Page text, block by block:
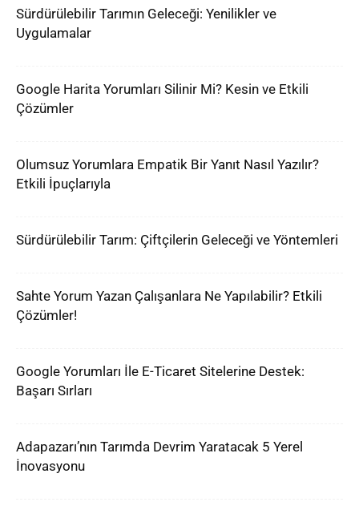
Sürdürülebilir Tarımın Geleceği: Yenilikler ve
Uygulamalar
Google Harita Yorumları Silinir Mi? Kesin ve Etkili
Çözümler
Olumsuz Yorumlara Empatik Bir Yanıt Nasıl Yazılır?
Etkili İpuçlarıyla
Sürdürülebilir Tarım: Çiftçilerin Geleceği ve Yöntemleri
Sahte Yorum Yazan Çalışanlara Ne Yapılabilir? Etkili
Çözümler!
Google Yorumları İle E-Ticaret Sitelerine Destek:
Başarı Sırları
Adapazarı’nın Tarımda Devrim Yaratacak 5 Yerel
İnovasyonu